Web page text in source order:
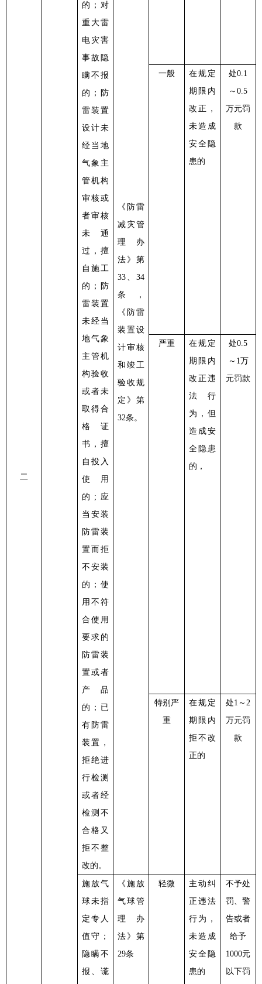
二
的；对
重大雷
电灾害
事故隐
瞒不报
的；防
雷装置
设计未
经当地
气象主
管机构
审核或
者审核
未通
过，擅
自施工
的；防
雷装置
未经当
地气象
主管机
构验收
或者未
取得合
格证
书，擅
自投入
使用
的 ;应
当安装
防雷装
置而拒
不安装
的；使
用不符
合使用
要求的
防雷装
置或者
产品
的；已
有防雷
装置，
拒绝进
行检测
或者经
检测不
合格又
拒不整
改的。
《防雷
减灾管
理办
法》第
33、34
条，
《防雷
装置设
计审核
和竣工
验收规
定》第
32条。
一般
在规定
期限内
改正，
未造成
安全隐
患的
处0.1
～0.5
万元罚
款
严重
在规定
期限内
改正违
法行
为，但
造成安
全隐患
的，
处0.5
～1万
元罚款
特别严
重
在规定
期限内
拒不改
正的
处1～2
万元罚
款
施放气
球未指
定专人
值守；
隐瞒不
报、谎
《施放
气球管
理办
法》第
29条
轻微
主动纠
正违法
行为，
未造成
安全隐
患的
不予处
罚、警
告或者
给予
1000元
以下罚